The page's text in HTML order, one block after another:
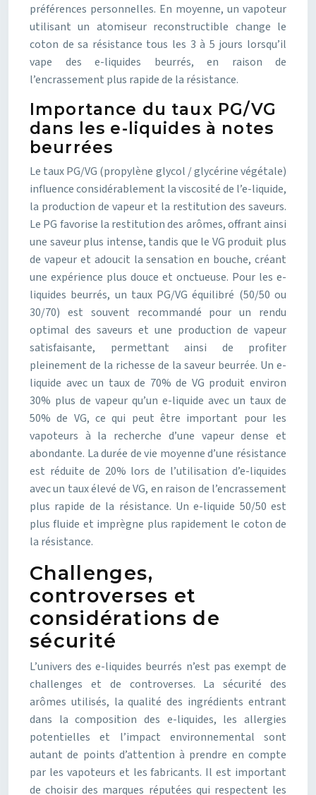
préférences personnelles. En moyenne, un vapoteur
utilisant un atomiseur reconstructible change le
coton de sa résistance tous les 3 à 5 jours lorsqu’il
vape des e-liquides beurrés, en raison de
l’encrassement plus rapide de la résistance.
Importance du taux PG/VG
dans les e-liquides à notes
beurrées
Le taux PG/VG (propylène glycol / glycérine végétale)
influence considérablement la viscosité de l’e-liquide,
la production de vapeur et la restitution des saveurs.
Le PG favorise la restitution des arômes, offrant ainsi
une saveur plus intense, tandis que le VG produit plus
de vapeur et adoucit la sensation en bouche, créant
une expérience plus douce et onctueuse. Pour les e-
liquides beurrés, un taux PG/VG équilibré (50/50 ou
30/70) est souvent recommandé pour un rendu
optimal des saveurs et une production de vapeur
satisfaisante, permettant ainsi de profiter
pleinement de la richesse de la saveur beurrée. Un e-
liquide avec un taux de 70% de VG produit environ
30% plus de vapeur qu’un e-liquide avec un taux de
50% de VG, ce qui peut être important pour les
vapoteurs à la recherche d’une vapeur dense et
abondante. La durée de vie moyenne d’une résistance
est réduite de 20% lors de l’utilisation d’e-liquides
avec un taux élevé de VG, en raison de l’encrassement
plus rapide de la résistance. Un e-liquide 50/50 est
plus fluide et imprègne plus rapidement le coton de
la résistance.
Challenges,
controverses et
considérations de
sécurité
L’univers des e-liquides beurrés n’est pas exempt de
challenges et de controverses. La sécurité des
arômes utilisés, la qualité des ingrédients entrant
dans la composition des e-liquides, les allergies
potentielles et l’impact environnemental sont
autant de points d’attention à prendre en compte
par les vapoteurs et les fabricants. Il est important
de choisir des marques réputées qui respectent les